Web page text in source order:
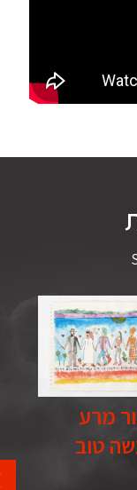
מרע
טוב